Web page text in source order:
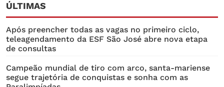
ÚLTIMAS
Após preencher todas as vagas no primeiro ciclo,
teleagendamento da ESF São José abre nova etapa
de consultas
Campeão mundial de tiro com arco, santa-mariense
segue trajetória de conquistas e sonha com as